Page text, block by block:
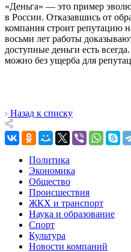
«Деньга» — это пример
в России. Отказавшись от
компания строит репутацию
восьми лет работы
доступные деньги есть
можно без ущерба для
Назад к списку
Политика
Экономика
Общество
Происшествия
ЖКХ и транспорт
Наука и образование
Спорт
Культура
Новости компаний